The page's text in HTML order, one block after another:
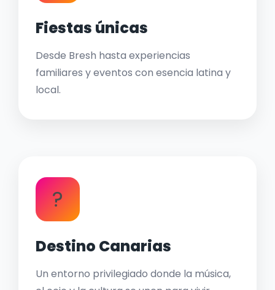
Fiestas únicas
Desde Bresh hasta experiencias
familiares y eventos con esencia latina y
local.
?
Destino Canarias
Un entorno privilegiado donde la música,